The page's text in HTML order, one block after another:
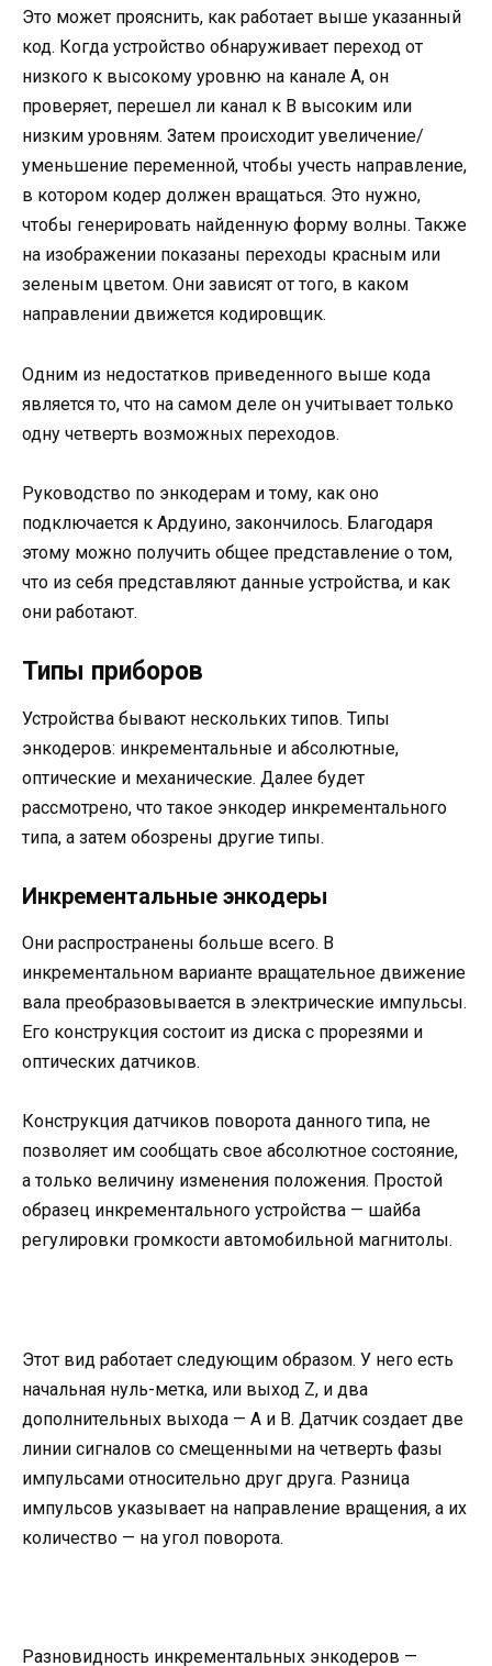
Это может прояснить, как работает выше указанный
код. Когда устройство обнаруживает переход от
низкого к высокому уровню на канале A, он
проверяет, перешел ли канал к B высоким или
низким уровням. Затем происходит увеличение/
уменьшение переменной, чтобы учесть направление,
в котором кодер должен вращаться. Это нужно,
чтобы генерировать найденную форму волны. Также
на изображении показаны переходы красным или
зеленым цветом. Они зависят от того, в каком
направлении движется кодировщик.
Одним из недостатков приведенного выше кода
является то, что на самом деле он учитывает только
одну четверть возможных переходов.
Руководство по энкодерам и тому, как оно
подключается к Ардуино, закончилось. Благодаря
этому можно получить общее представление о том,
что из себя представляют данные устройства, и как
они работают.
Типы приборов
Устройства бывают нескольких типов. Типы
энкодеров: инкрементальные и абсолютные,
оптические и механические. Далее будет
рассмотрено, что такое энкодер инкрементального
типа, а затем обозрены другие типы.
Инкрементальные энкодеры
Они распространены больше всего. В
инкрементальном варианте вращательное движение
вала преобразовывается в электрические импульсы.
Его конструкция состоит из диска с прорезями и
оптических датчиков.
Конструкция датчиков поворота данного типа, не
позволяет им сообщать свое абсолютное состояние,
а только величину изменения положения. Простой
образец инкрементального устройства — шайба
регулировки громкости автомобильной магнитолы.
Этот вид работает следующим образом. У него есть
начальная нуль-метка, или выход Z, и два
дополнительных выхода — A и B. Датчик создает две
линии сигналов со смещенными на четверть фазы
импульсами относительно друг друга. Разница
импульсов указывает на направление вращения, а их
количество — на угол поворота.
Разновидность инкрементальных энкодеров —